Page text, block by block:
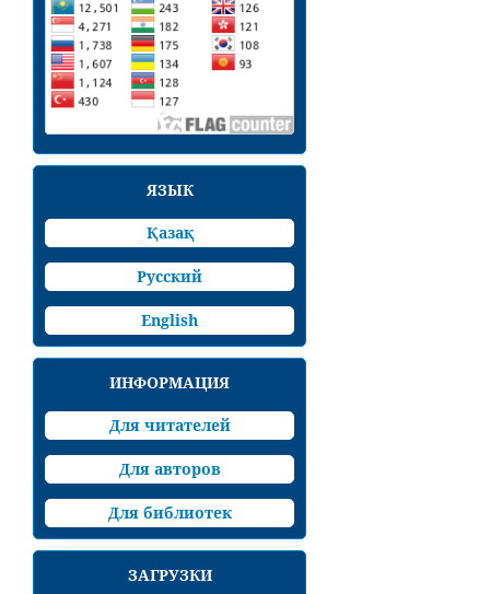
ЯЗЫК
Қазақ
Русский
English
ИНФОРМАЦИЯ
Для читателей
Для авторов
Для библиотек
ЗАГРУЗКИ